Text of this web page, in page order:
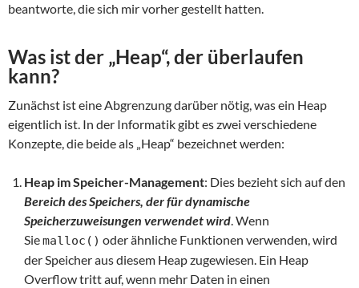
beantworte, die sich mir vorher gestellt hatten.
Was ist der „Heap“, der überlaufen
kann?
Zunächst ist eine Abgrenzung darüber nötig, was ein Heap
eigentlich ist. In der Informatik gibt es zwei verschiedene
Konzepte, die beide als „Heap“ bezeichnet werden:
Heap im Speicher-Management: Dies bezieht sich auf den
Bereich des Speichers, der für dynamische
Speicherzuweisungen verwendet wird. Wenn
Siemalloc() oder ähnliche Funktionen verwenden, wird
der Speicher aus diesem Heap zugewiesen. Ein Heap
Overflow tritt auf, wenn mehr Daten in einen